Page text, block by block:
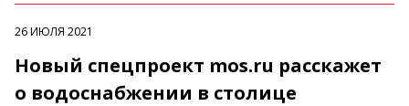
26 ИЮЛЯ 2021
Новый спецпроект mos.ru расскажет
о водоснабжении в столице